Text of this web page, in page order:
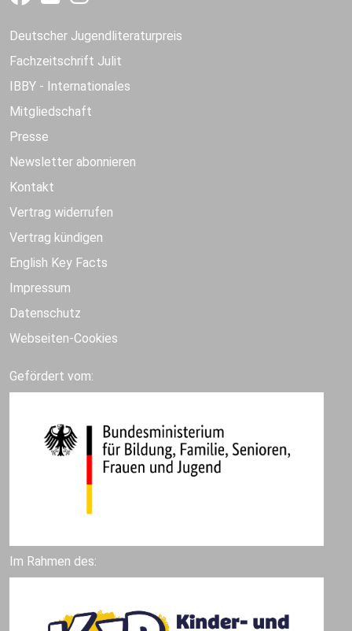
Deutscher Jugendliteraturpreis
Fachzeitschrift Julit
IBBY - Internationales
Mitgliedschaft
Presse
Newsletter abonnieren
Kontakt
Vertrag widerrufen
Vertrag kündigen
English Key Facts
Impressum
Datenschutz
Webseiten-Cookies
Gefördert vom:
Im Rahmen des: